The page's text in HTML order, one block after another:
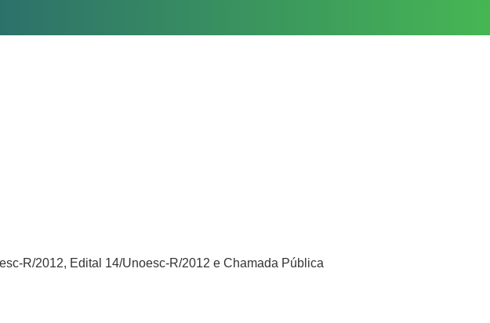
R/2012, Edital 14/Unoesc-R/2012 e Chamada Pública